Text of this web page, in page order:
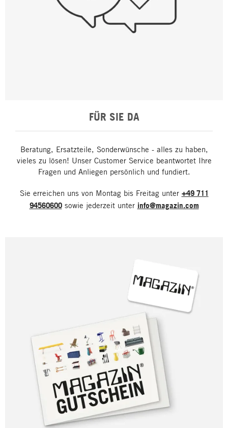
FÜR SIE DA
Beratung, Ersatzteile, Sonderwünsche - alles zu haben,
vieles zu lösen! Unser Customer Service beantwortet Ihre
Fragen und Anliegen persönlich und fundiert.
Sie erreichen uns von Montag bis Freitag unter +49 711
94560600sowie jederzeit unter info@magazin.com